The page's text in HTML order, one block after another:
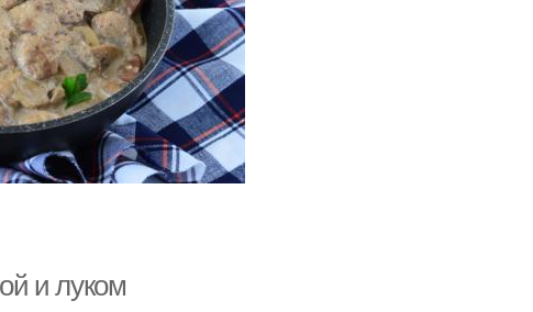
и луком